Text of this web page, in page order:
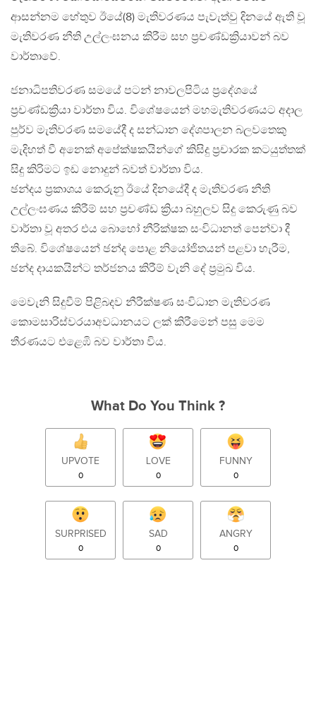
ආසන්නම හේතුව ඊයේ(8) මැතිවරණය පැවැත්වු දිනයේ ඇති වූ
මැතිවරණ නීති උල්ලංඝනය කිරීම සහ ප්‍රචණ්ඩක්‍රියාවන් බව
වාර්තාවේ.
ජනාධිපතිවරණ සමයේ පටන් නාවලපිටිය ප්‍රදේශයේ
ප්‍රචණ්ඩක්‍රියා වාර්තා විය. විශේෂයෙන් මහමැතිවරණයට අදාල
පුර්ව මැතිවරණ සමයේදී ද සන්ධාන දේශපාලන බලවතෙකු
මැදිහත් වී අනෙක් අපේක්ෂකයින්ගේ කිසිදු ප්‍රචාරක කටයුත්තක්
සිදු කිරිමට ඉඩ නොදුන් බවත් වාර්තා විය.
ඡන්දය ප්‍රකාශය කෙරුනු ඊයේ දිනයේදී ද මැතිවරණ නීති
උල්ලංඝණය කිරීම් සහ ප්‍රචණ්ඩ ක්‍රියා බහුලව සිදු කෙරුණු බව
වාර්තා වූ අතර එය බොහෝ නීරික්ෂක සංවිධානත් පෙන්වා දී
තිබේ. විශේෂයෙන් ඡන්ද පොළ නියෝජිතයන් පළවා හැරීම,
ඡන්ද දායකයින්ට තර්ජනය කිරීම් වැනි දේ ප්‍රමුඛ විය.
මෙවැනි සිදුවීම් පිළිබදව නීරීක්ෂණ සංවිධාන මැතිවරණ
කොමසාරිස්වරයාඅවධානයට ලක් කිරීමෙන් පසු මෙම
තීරණයට එළෙඹි බව වාර්තා විය.
What Do You Think ?
UPVOTE
0
LOVE
0
FUNNY
0
SURPRISED
0
SAD
0
ANGRY
0